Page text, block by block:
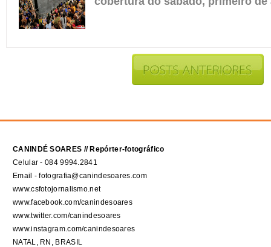
CANINDÉ SOARES // Repórter-fotográfico
Celular - 084 9994.2841
Email - fotografia@canindesoares.com
www.csfotojornalismo.net
www.facebook.com/canindesoares
www.twitter.com/canindesoares
www.instagram.com/canindesoares
NATAL, RN, BRASIL